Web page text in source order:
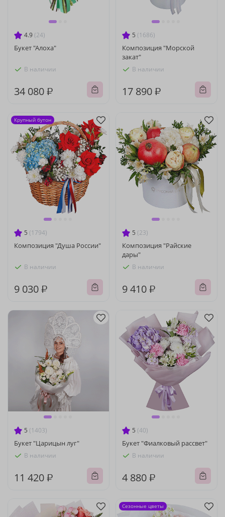
4.9 (24)
Букет "Алоха"
В наличии
34 080 ₽
5 (1686)
Композиция "Морской
закат"
В наличии
17 890 ₽
5 (1794)
Композиция "Душа России"
В наличии
9 030 ₽
Крупный бутон
5 (23)
Композиция "Райские
дары"
В наличии
9 410 ₽
5 (1403)
Букет "Царицын луг"
В наличии
11 420 ₽
5 (40)
Букет "Фиалковый рассвет"
В наличии
4 880 ₽
Сезонные цветы